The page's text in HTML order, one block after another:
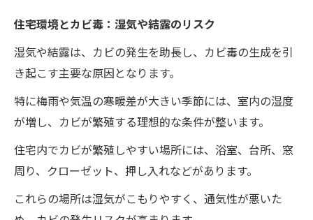
住宅環境とカビ毒：湿気や結露のリスク
湿気や結露は、カビの発生を助長し、カビ毒の生成を引
き起こす主要な原因となります。
特に梅雨や気温の寒暖差が大きい季節には、室内の湿度
が増し、カビが繁殖する理想的な条件が整います。
住宅内でカビが繁殖しやすい場所には、浴室、台所、窓
周り、クローゼット、押し入れなどがあります。
これらの場所は湿気がこもりやすく、通気性が悪いた